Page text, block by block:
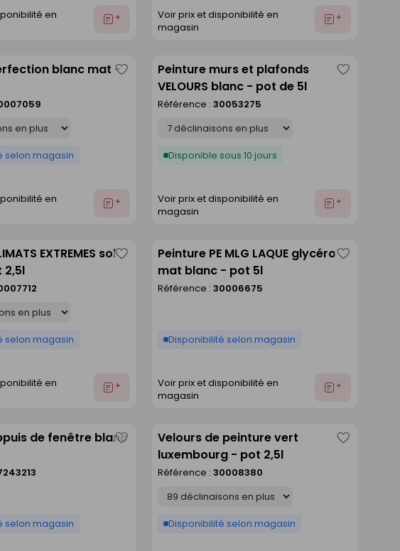
en
Ajouter
Voir prix et disponibilité en
magasin
Ajouter
blanc mat -
selon magasin
en
Ajouter
Enregistrer
comme
Peinture murs et plafonds
VELOURS blanc - pot de 5l
Référence : 30053275
Disponible sous 10 jours
Voir prix et disponibilité en
magasin
Ajouter
EXTREMES sol
2,5l
selon magasin
en
Ajouter
Enregistrer
comme
Peinture PE MLG LAQUE glycéro
mat blanc - pot 5l
Référence : 30006675
Disponibilité selon magasin
Voir prix et disponibilité en
magasin
Ajouter
de fenêtre blanc
selon magasin
Enregistrer
comme
Velours de peinture vert
luxembourg - pot 2,5l
Référence : 30008380
Disponibilité selon magasin